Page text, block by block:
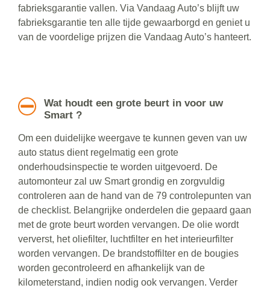
fabrieksgarantie vallen. Via Vandaag Auto’s blijft uw
fabrieksgarantie ten alle tijde gewaarborgd en geniet u
van de voordelige prijzen die Vandaag Auto’s hanteert.
Wat houdt een grote beurt in voor uw
Smart ?
Om een duidelijke weergave te kunnen geven van uw
auto status dient regelmatig een grote
onderhoudsinspectie te worden uitgevoerd. De
automonteur zal uw Smart grondig en zorgvuldig
controleren aan de hand van de 79 controlepunten van
de checklist. Belangrijke onderdelen die gepaard gaan
met de grote beurt worden vervangen. De olie wordt
ververst, het oliefilter, luchtfilter en het interieurfilter
worden vervangen. De brandstoffilter en de bougies
worden gecontroleerd en afhankelijk van de
kilometerstand, indien nodig ook vervangen. Verder